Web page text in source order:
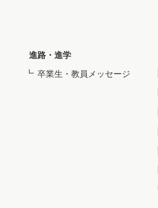
進路・進学
卒業生・教員メッセージ